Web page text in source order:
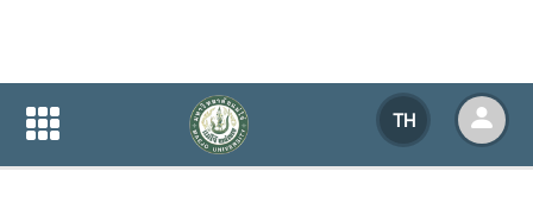
TH
ปฏิทินกิจกรรมของหน่วยงาน
ปฏิทินกิจกรรมของหน่วยงาน